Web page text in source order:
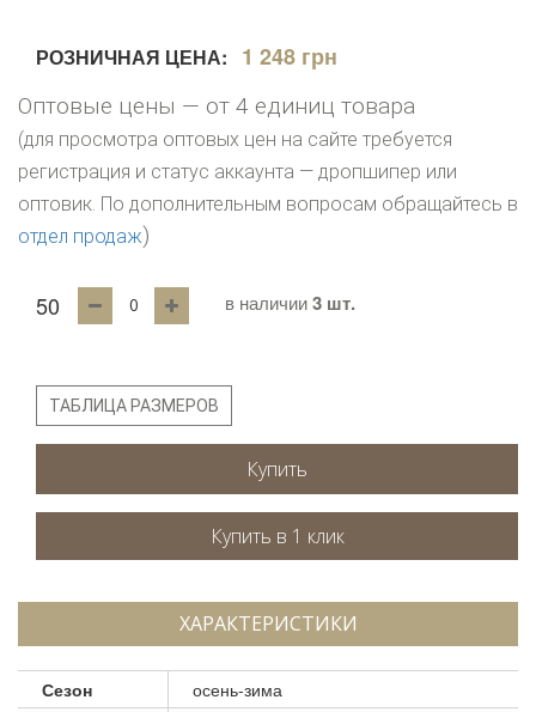
РОЗНИЧНАЯ ЦЕНА: 1 248 грн
Оптовые цены — от 4 единиц товара
(для просмотра оптовых цен на сайте требуется
регистрация и статус аккаунта — дропшипер или
оптовик. По дополнительным вопросам обращайтесь в
отдел продаж)
50 в наличии3 шт.
ТАБЛИЦА РАЗМЕРОВ
Купить
ХАРАКТЕРИСТИКИ
Сезон
осень-зима